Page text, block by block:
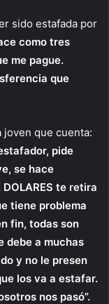
sido estafada por
como tres
me pague.
que
joven que cuenta:
pide
se hace
te retira
tiene problema
fin, todas son
debe a muchas
y no le presen
los va a estafar.
nos pasó”.